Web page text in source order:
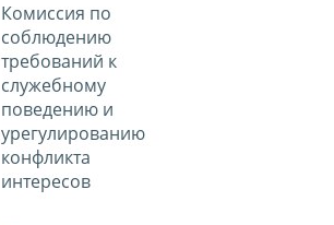
Комиссия по
соблюдению
требований к
служебному
поведению и
урегулированию
конфликта
интересов